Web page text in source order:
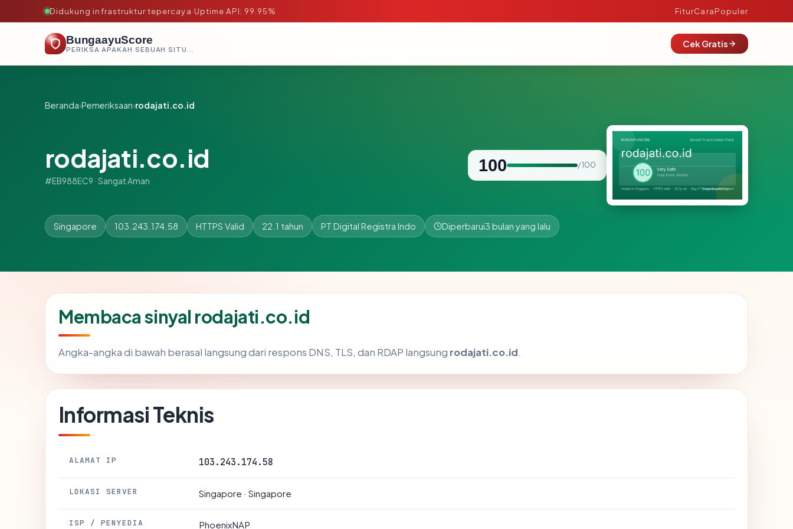
Didukung infrastruktur tepercaya·Uptime API: 99.95% FiturCaraPopuler
BungaayuScore
PERIKSA APAKAH SEBUAH SITUS AMAN, TEPERCAYA, DAN TERVERIFIKASI DALAM HITUNGAN DETIK.
Cek Gratis
Beranda›Pemeriksaan›rodajati.co.id
rodajati.co.id
#EB988EC9 · Sangat Aman
100 / 100
Singapore 103.243.174.58 HTTPS Valid 22.1 tahun PT Digital Registra Indo Diperbarui3 bulan yang lalu
Membaca sinyal rodajati.co.id
Angka-angka di bawah berasal langsung dari respons DNS, TLS, dan RDAP langsung rodajati.co.id.
Informasi Teknis
ALAMAT IP 103.243.174.58
LOKASI SERVER Singapore · Singapore
ISP / PENYEDIA PhoenixNAP